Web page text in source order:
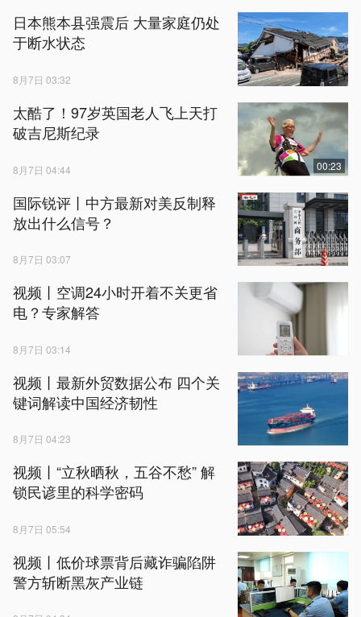
日本熊本县强震后 大量家庭仍处
于断水状态
8月7日 03:32
太酷了！97岁英国老人飞上天打
破吉尼斯纪录
8月7日 04:44 00:23
国际锐评丨中方最新对美反制释
放出什么信号？
8月7日 03:07
视频丨空调24小时开着不关更省
电？专家解答
8月7日 03:14
视频丨最新外贸数据公布 四个关
键词解读中国经济韧性
8月7日 04:23
视频丨“立秋晒秋，五谷不愁” 解
锁民谚里的科学密码
8月7日 05:54
视频丨低价球票背后藏诈骗陷阱
警方斩断黑灰产业链